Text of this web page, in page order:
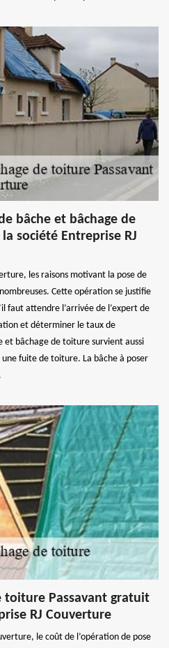
bâche et bâchage de
société Entreprise RJ
les raisons motivant la pose de
Cette opération se justifie
faut attendre l’arrivée de l’expert de
et déterminer le taux de
et bâchage de toiture survient aussi
fuite de toiture. La bâche à poser
toiture Passavant gratuit
RJ Couverture
le coût de l’opération de pose